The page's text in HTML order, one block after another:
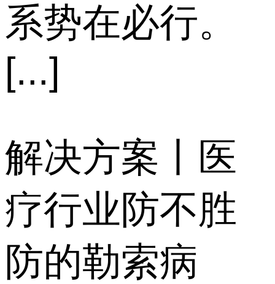
系势在必行。
[...]
解决方案丨医
疗行业防不胜
防的勒索病